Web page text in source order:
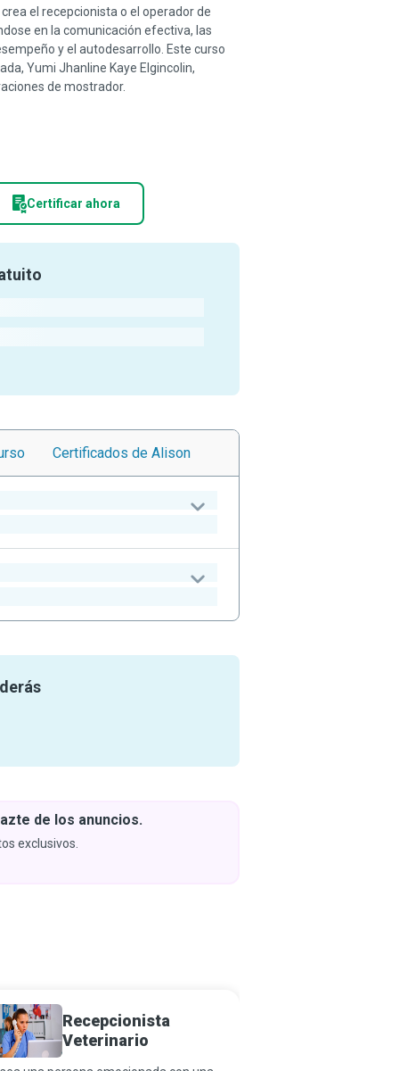
el recepcionista o el operador de
en la comunicación efectiva, las
y el autodesarrollo. Este curso
Yumi Jhanline Kaye Elgincolin,
de mostrador.
Certificar ahora
Certificados de Alison
de los anuncios.
exclusivos.
Recepcionista
Veterinario